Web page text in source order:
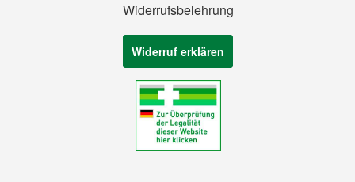
Widerrufsbelehrung
Widerruf erklären